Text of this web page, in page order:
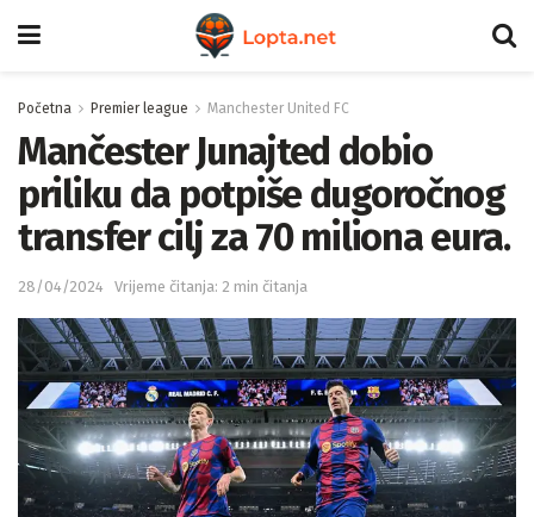
Početna Premier league Manchester United FC
Mančester Junajted dobio
priliku da potpiše dugoročnog
transfer cilj za 70 miliona eura.
28/04/2024 Vrijeme čitanja: 2 min čitanja